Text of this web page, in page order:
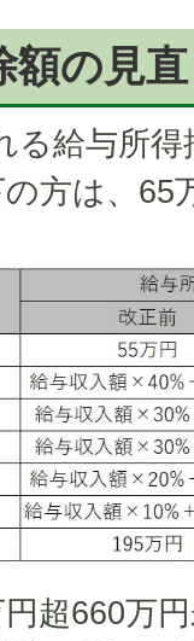
額の見
る給与所
方は、65
超660万